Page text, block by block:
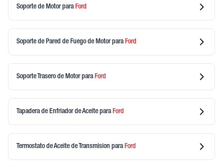
Soporte de Motorpara Ford
Soporte de Pared de Fuego de Motorpara Ford
Soporte Trasero de Motorpara Ford
Tapadera de Enfriador de Aceite para Ford
Termostato de Aceite de Transmision para Ford